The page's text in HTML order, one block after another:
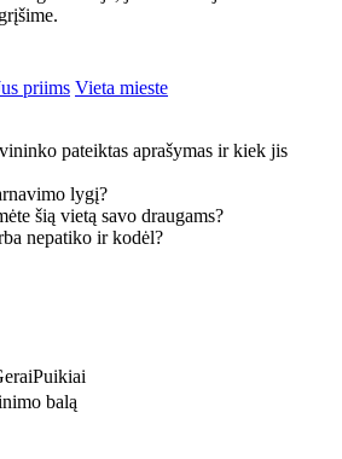
priims Vieta mieste
pateiktas aprašymas ir kiek jis
lygį?
šią vietą savo draugams?
nepatiko ir kodėl?
Puikiai
balą